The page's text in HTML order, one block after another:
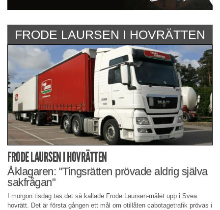
FRODE LAURSEN I HOVRÄTTEN
FRODE LAURSEN I HOVRÄTTEN
Åklagaren: "Tingsrätten prövade aldrig själva
sakfrågan"
I morgon tisdag tas det så kallade Frode Laursen-målet upp i Svea
hovrätt. Det är första gången ett mål om otillåten cabotagetrafik prövas i